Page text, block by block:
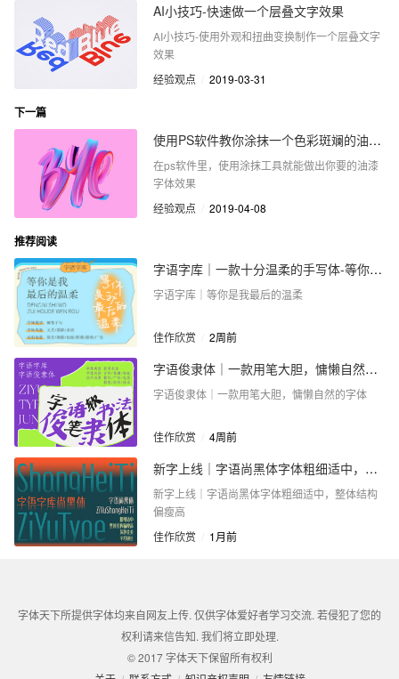
AI小技巧-快速做一个层叠文字效果
AI小技巧-使用外观和扭曲变换制作一个层叠文字
效果
经验观点
2019-03-31
下一篇
使用PS软件教你涂抹一个色彩斑斓的油漆字体
在ps软件里，使用涂抹工具就能做出你要的油漆
字体效果
经验观点
2019-04-08
推荐阅读
字语字库｜一款十分温柔的手写体-等你是我最后的温柔
字语字库｜等你是我最后的温柔
佳作欣赏 2周前
字语俊隶体｜一款用笔大胆，慵懒自然的字体
字语俊隶体｜一款用笔大胆，慵懒自然的字体
佳作欣赏 4周前
新字上线｜字语尚黑体字体粗细适中，整体结构偏瘦高
新字上线｜字语尚黑体字体粗细适中，整体结构
偏瘦高
佳作欣赏
1月前
字体天下所提供字体均来自网友上传. 仅供字体爱好者学习交流. 若侵犯了您的
权利请来信告知. 我们将立即处理.
© 2017 字体天下保留所有权利